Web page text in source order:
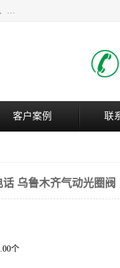
上海拜肯机械设备有限公司成立于2008年，注册地位于上海市浦东新区。经营范围包括机械设备及配件、电器设备、仪器仪表、化工原料及产品、软件及辅助设备，机械设备及配件的制造、加工等；主要产品有：气力输送，小袋倒袋站，吨袋倒袋站，倒桶机，集装箱卸料系统，Z型斗式输送机，螺旋输送机，管链输送机，真空上料机，流化器，配混料系统，软管等。
客户案例 联
乌鲁木齐气动光圈阀
个